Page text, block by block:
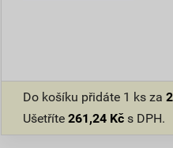
Do košíku přidáte 1 ks za
Ušetříte 261,24 Kč s DPH.